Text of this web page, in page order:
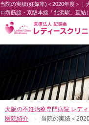
当院の実績(妊娠率)＜2020年度＞｜
ロ堺筋線・京阪本線「北浜駅」直結）
大阪の不妊治療専門病院 レデ
医院紹介
当院の実績＜